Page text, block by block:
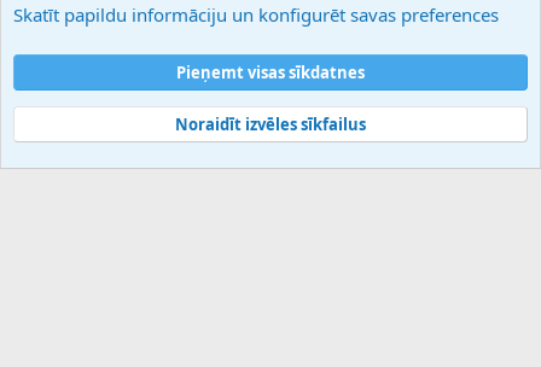
Palīdzība
Noteikumi un nosacījumi
Privātuma politika
Community platform by XenForo® © 2010-2025 XenForo Ltd.
Skatīt papildu informāciju un konfigurēt savas preferences
Pieņemt visas sīkdatnes
Noraidīt izvēles sīkfailus